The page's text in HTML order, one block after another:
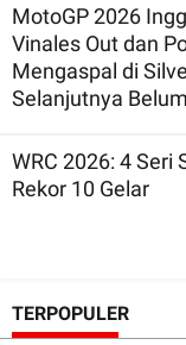
MotoGP 2026
Vinales Out dan
Mengaspal di
Selanjutnya
WRC 2026: 4 Seri
Rekor 10 Gelar
TERPOPULER